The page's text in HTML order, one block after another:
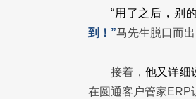
“用了之后，别
到！”马先生脱口而
接着， 他又详细
在圆通客户管家ERP